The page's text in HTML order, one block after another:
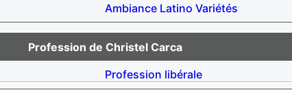
Ambiance Latino Variétés
Profession de Christel Carca
Profession libérale